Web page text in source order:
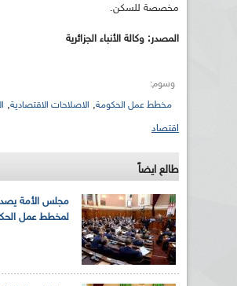
مخصصة للسكن.
المصدر: وكالة الأنباء الجزائرية
وسوم:
مخطط عمل الحكومة, الاصلاحات الاقتصادية,
اقتصاد
طالع ايضاً
مجلس الأمة يصدر
لمخطط عمل